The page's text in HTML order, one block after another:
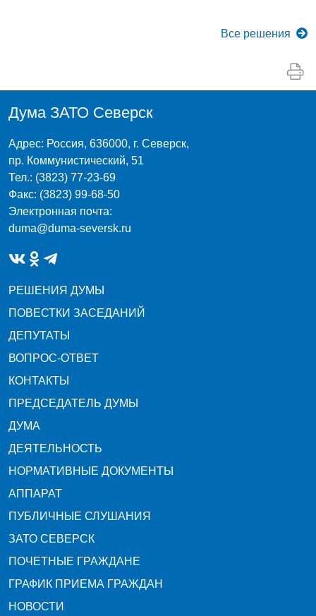
Все решения
Дума ЗАТО Северск
Адрес: Россия, 636000, г. Северск,
пр. Коммунистический, 51
Тел.: (3823) 77-23-69
Факс: (3823) 99-68-50
Электронная почта:
duma@duma-seversk.ru
РЕШЕНИЯ ДУМЫ
ПОВЕСТКИ ЗАСЕДАНИЙ
ДЕПУТАТЫ
ВОПРОС-ОТВЕТ
КОНТАКТЫ
ПРЕДСЕДАТЕЛЬ ДУМЫ
ДУМА
ДЕЯТЕЛЬНОСТЬ
НОРМАТИВНЫЕ ДОКУМЕНТЫ
АППАРАТ
ПУБЛИЧНЫЕ СЛУШАНИЯ
ЗАТО СЕВЕРСК
ПОЧЕТНЫЕ ГРАЖДАНЕ
ГРАФИК ПРИЕМА ГРАЖДАН
НОВОСТИ